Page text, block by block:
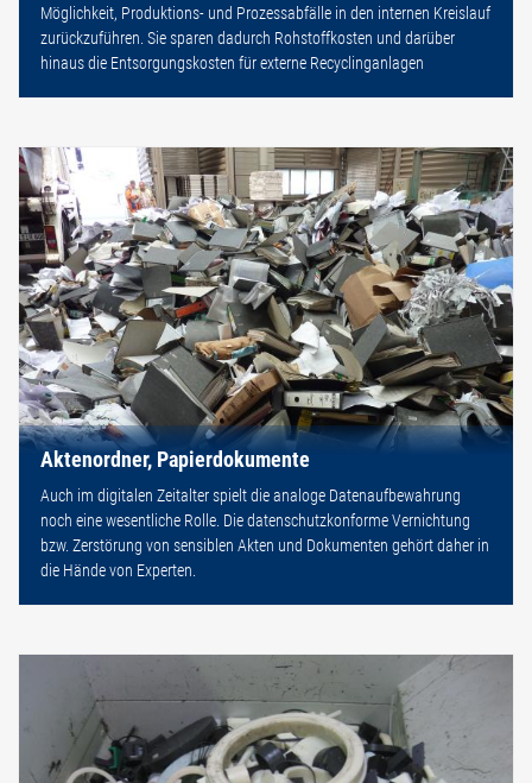
Möglichkeit, Produktions- und Prozessabfälle in den internen Kreislauf
zurückzuführen. Sie sparen dadurch Rohstoffkosten und darüber
hinaus die Entsorgungskosten für externe Recyclinganlagen
Aktenordner, Papierdokumente
Auch im digitalen Zeitalter spielt die analoge Datenaufbewahrung
noch eine wesentliche Rolle. Die datenschutzkonforme Vernichtung
bzw. Zerstörung von sensiblen Akten und Dokumenten gehört daher in
die Hände von Experten.